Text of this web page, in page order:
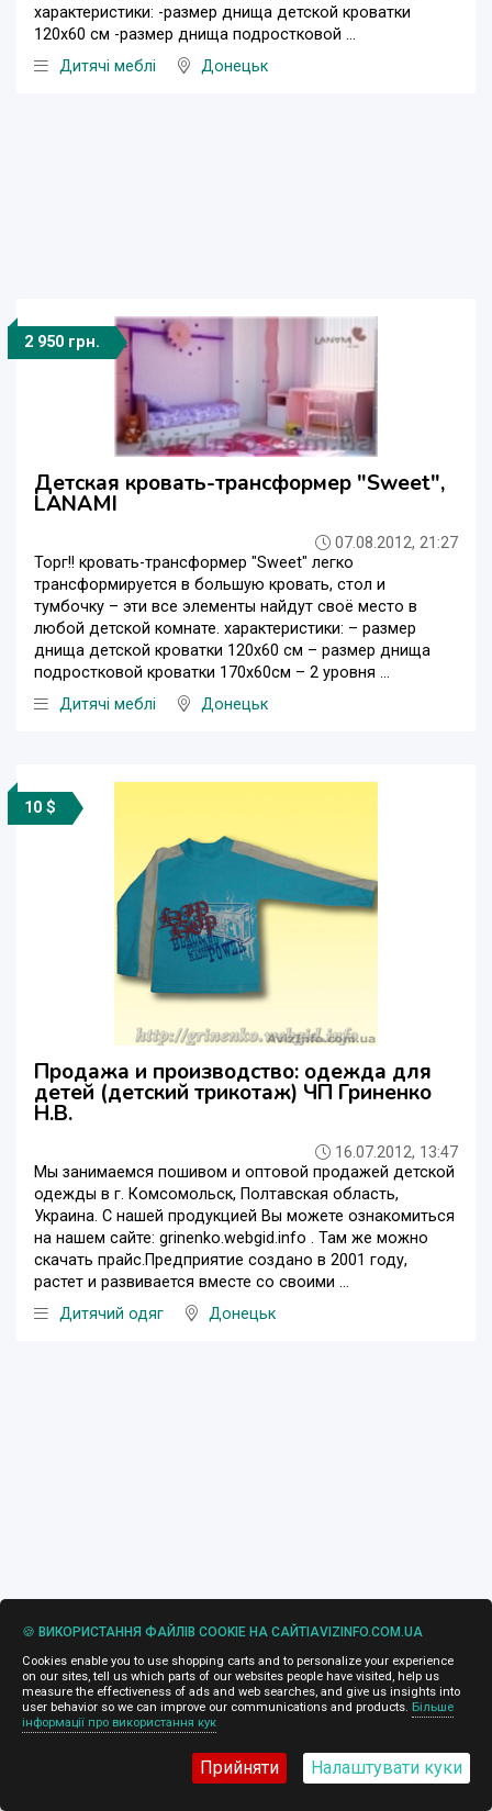
характеристики: -размер днища детской кроватки
120х60 см -размер днища подростковой ...
Дитячі меблі
Донецьк
2 950 грн.
Детская кровать-трансформер "Sweet",
LANAMI
07.08.2012, 21:27
Торг!! кровать-трансформер "Sweet" легко
трансформируется в большую кровать, стол и
тумбочку – эти все элементы найдут своё место в
любой детской комнате. характеристики: – размер
днища детской кроватки 120х60 см – размер днища
подростковой кроватки 170х60см – 2 уровня ...
Дитячі меблі
Донецьк
10 $
Продажа и производство: одежда для
детей (детский трикотаж) ЧП Гриненко
Н.В.
16.07.2012, 13:47
Мы занимаемся пошивом и оптовой продажей детской
одежды в г. Комсомольск, Полтавская область,
Украина. C нашей продукцией Вы можете ознакомиться
на нашем сайте: grinenko.webgid.info . Там же можно
скачать прайс.Предприятие создано в 2001 году,
растет и развивается вместе со своими ...
Дитячий одяг
Донецьк
🍪 ВИКОРИСТАННЯ ФАЙЛІВ COOKIE НА САЙТІAVIZINFO.COM.UA
Cookies enable you to use shopping carts and to personalize your experience
on our sites, tell us which parts of our websites people have visited, help us
measure the effectiveness of ads and web searches, and give us insights into
user behavior so we can improve our communications and products. Більше
інформації про використання кук
Прийняти Налаштувати куки